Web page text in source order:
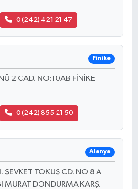
0 (242) 421 21 47
Finike
2 CAD. NO:10AB FİNİKE
0 (242) 855 21 50
Alanya
ŞEVKET TOKUŞ CD. NO 8 A
MURAT DONDURMA KARŞ.